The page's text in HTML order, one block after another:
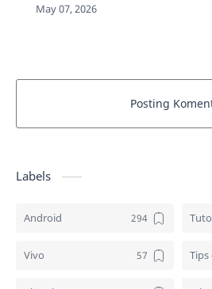
secara teknis disebut dengan istilah
Posting
Labels
Android
Vivo Tips